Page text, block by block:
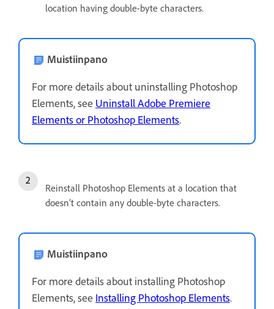
location having double-byte characters.
Muistiinpano
For more details about uninstalling Photoshop
Elements, see Uninstall Adobe Premiere
Elements or Photoshop Elements.
Reinstall Photoshop Elements at a location that
doesn’t contain any double-byte characters.
Muistiinpano
For more details about installing Photoshop
Elements, see Installing Photoshop Elements.